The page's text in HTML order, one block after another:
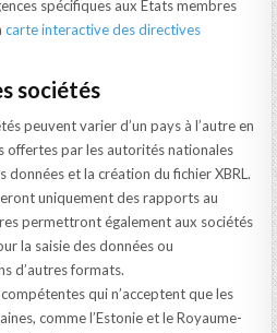
spécifiques aux États membres
carte interactive des directives
sociétés
peuvent varier d’un pays à l’autre en
offertes par les autorités nationales
données et la création du fichier XBRL.
uniquement des rapports au
permettront également aux sociétés
la saisie des données ou
d’autres formats.
qui n’acceptent que les
comme l’Estonie et le Royaume-